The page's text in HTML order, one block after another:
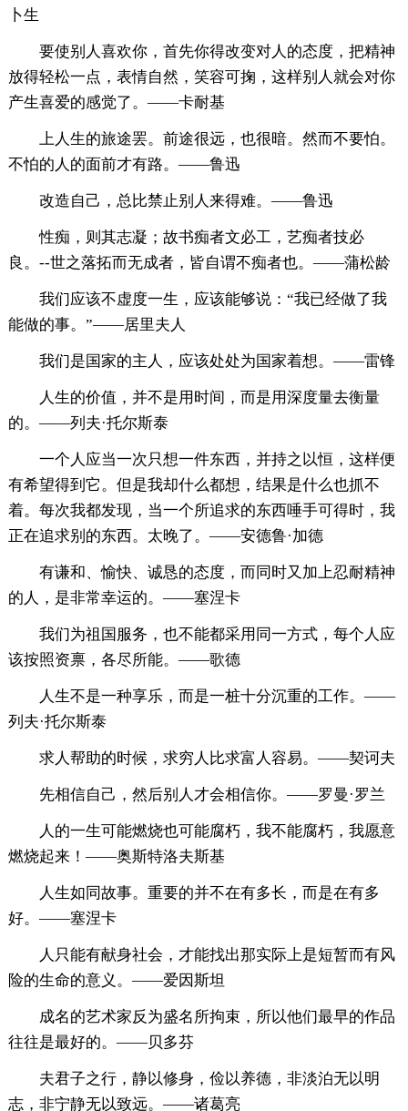
卜生
要使别人喜欢你，首先你得改变对人的态度，把精神
放得轻松一点，表情自然，笑容可掬，这样别人就会对你
产生喜爱的感觉了。——卡耐基
上人生的旅途罢。前途很远，也很暗。然而不要怕。
不怕的人的面前才有路。——鲁迅
改造自己，总比禁止别人来得难。——鲁迅
性痴，则其志凝；故书痴者文必工，艺痴者技必
良。--世之落拓而无成者，皆自谓不痴者也。——蒲松龄
我们应该不虚度一生，应该能够说：“我已经做了我
能做的事。”——居里夫人
我们是国家的主人，应该处处为国家着想。——雷锋
人生的价值，并不是用时间，而是用深度量去衡量
的。——列夫·托尔斯泰
一个人应当一次只想一件东西，并持之以恒，这样便
有希望得到它。但是我却什么都想，结果是什么也抓不
着。每次我都发现，当一个所追求的东西唾手可得时，我
正在追求别的东西。太晚了。——安德鲁·加德
有谦和、愉快、诚恳的态度，而同时又加上忍耐精神
的人，是非常幸运的。——塞涅卡
我们为祖国服务，也不能都采用同一方式，每个人应
该按照资禀，各尽所能。——歌德
人生不是一种享乐，而是一桩十分沉重的工作。——
列夫·托尔斯泰
求人帮助的时候，求穷人比求富人容易。——契诃夫
先相信自己，然后别人才会相信你。——罗曼·罗兰
人的一生可能燃烧也可能腐朽，我不能腐朽，我愿意
燃烧起来！——奥斯特洛夫斯基
人生如同故事。重要的并不在有多长，而是在有多
好。——塞涅卡
人只能有献身社会，才能找出那实际上是短暂而有风
险的生命的意义。——爱因斯坦
成名的艺术家反为盛名所拘束，所以他们最早的作品
往往是最好的。——贝多芬
夫君子之行，静以修身，俭以养德，非淡泊无以明
志，非宁静无以致远。——诸葛亮